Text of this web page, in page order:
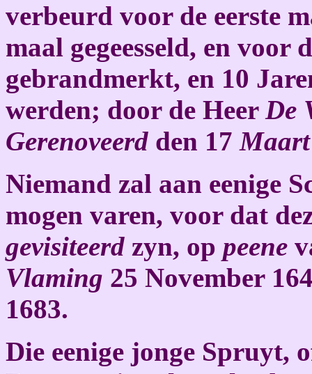
verbeurd voor de eerste
maal gegeesseld, en voor
gebrandmerkt, en 10
werden; door de Heer De
Gerenoveerd den 17Maart
Niemand zal aan eenige
mogen varen, voor dat
gevisiteerd zyn, op peene
Vlaming 25 November
1683.
Die eenige jonge Spruyt,